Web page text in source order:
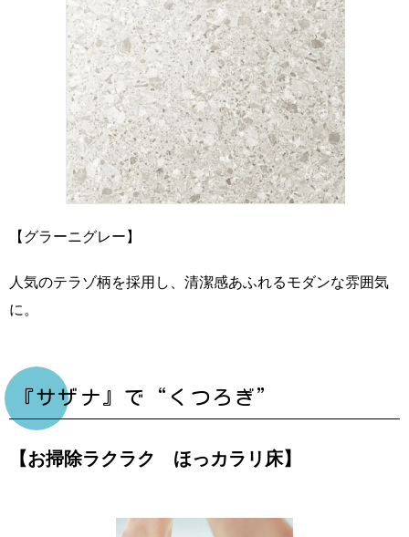
【グラーニグレー】
人気のテラゾ柄を採用し、清潔感あふれるモダンな雰囲気
に。
『サザナ』で“くつろぎ”
【お掃除ラクラク ほっカラリ床】